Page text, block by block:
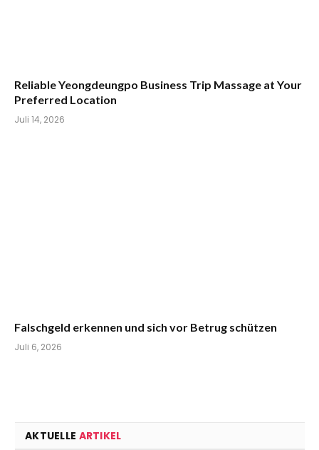
Reliable Yeongdeungpo Business Trip Massage at Your
Preferred Location
Juli 14, 2026
Falschgeld erkennen und sich vor Betrug schützen
Juli 6, 2026
AKTUELLE ARTIKEL